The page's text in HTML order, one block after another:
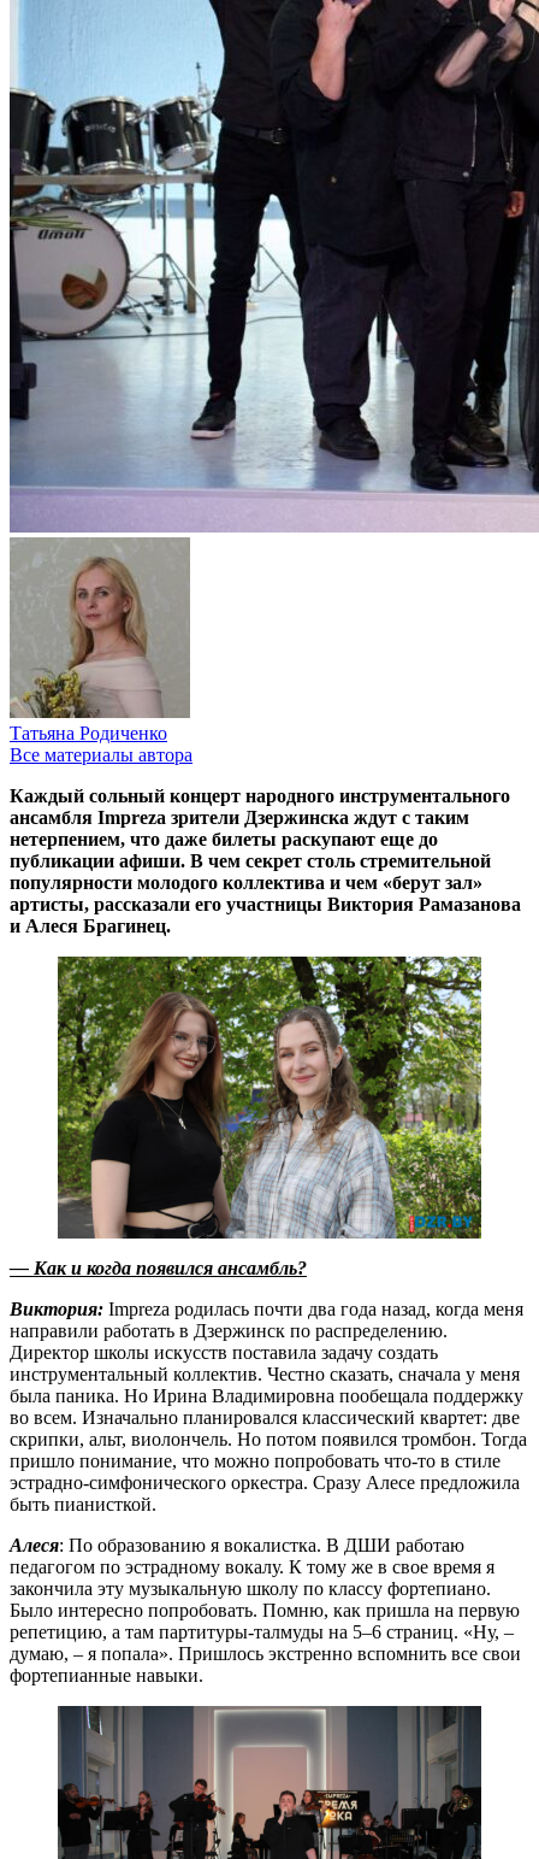
Татьяна Родиченко
Все материалы автора
Каждый сольный концерт народного инструментального
ансамбля Impreza зрители Дзержинска ждут с таким
нетерпением, что даже билеты раскупают еще до
публикации афиши. В чем секрет столь стремительной
популярности молодого коллектива и чем «берут зал»
артисты, рассказали его участницы Виктория Рамазанова
и Алеся Брагинец.
— Как и когда появился ансамбль?
Виктория: Impreza родилась почти два года назад, когда меня
направили работать в Дзержинск по распределению.
Директор школы искусств поставила задачу создать
инструментальный коллектив. Честно сказать, сначала у меня
была паника. Но Ирина Владимировна пообещала поддержку
во всем. Изначально планировался классический квартет: две
скрипки, альт, виолончель. Но потом появился тромбон. Тогда
пришло понимание, что можно попробовать что-то в стиле
эстрадно-симфонического оркестра. Сразу Алесе предложила
быть пианисткой.
Алеся: По образованию я вокалистка. В ДШИ работаю
педагогом по эстрадному вокалу. К тому же в свое время я
закончила эту музыкальную школу по классу фортепиано.
Было интересно попробовать. Помню, как пришла на первую
репетицию, а там партитуры-талмуды на 5–6 страниц. «Ну, –
думаю, – я попала». Пришлось экстренно вспомнить все свои
фортепианные навыки.